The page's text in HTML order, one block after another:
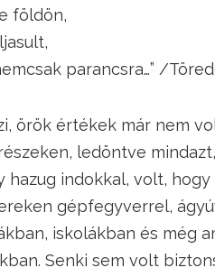
földön,
parancsra…” /
örök értékek már nem
ledöntve
hazug indokkal, volt,
gépfegyverrel,
iskolákban és még
Senki sem volt